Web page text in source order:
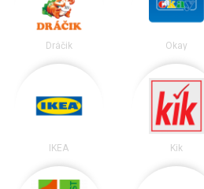
Dráčik Okay
IKEA Kik